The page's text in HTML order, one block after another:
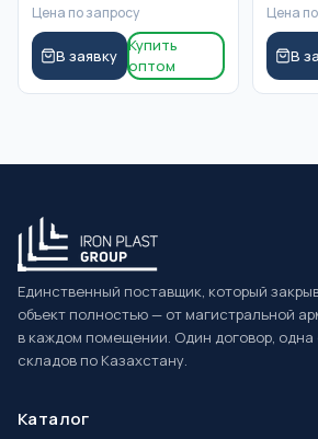
Цена по запросу
В заявку
Купить
оптом
Цена
В
Единственный поставщик, который
объект полностью — от магистральной
в каждом помещении. Один договор, одна
складов по Казахстану.
Каталог